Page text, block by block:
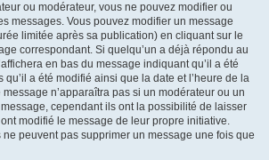
ou modérateur, vous ne pouvez modifier ou
messages. Vous pouvez modifier un message
limitée après sa publication) en cliquant sur le
correspondant. Si quelqu’un a déjà répondu au
en bas du message indiquant qu’il a été
a été modifié ainsi que la date et l’heure de la
n’apparaîtra pas si un modérateur ou un
cependant ils ont la possibilité de laisser
modifié le message de leur propre initiative.
peuvent pas supprimer un message une fois que